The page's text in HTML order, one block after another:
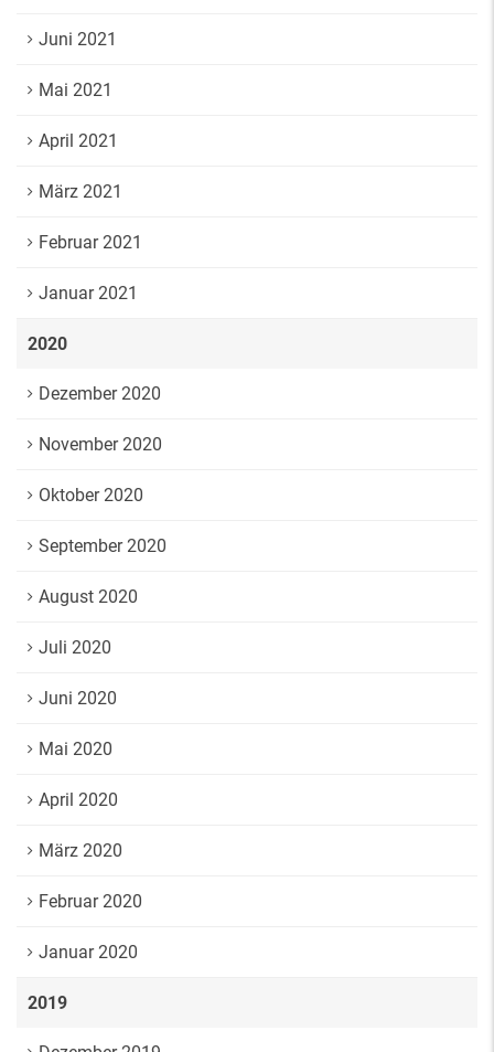
Juni 2021
Mai 2021
April 2021
März 2021
Februar 2021
Januar 2021
2020
Dezember 2020
November 2020
Oktober 2020
September 2020
August 2020
Juli 2020
Juni 2020
Mai 2020
April 2020
März 2020
Februar 2020
Januar 2020
2019